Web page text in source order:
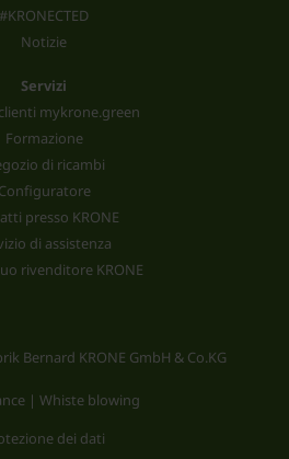
#KRONECTED
Notizie
Servizi
mykrone.green
Formazione
di ricambi
Configuratore
presso KRONE
di assistenza
rivenditore KRONE
Bernard KRONE GmbH & Co.KG
| Whiste blowing
dei dati